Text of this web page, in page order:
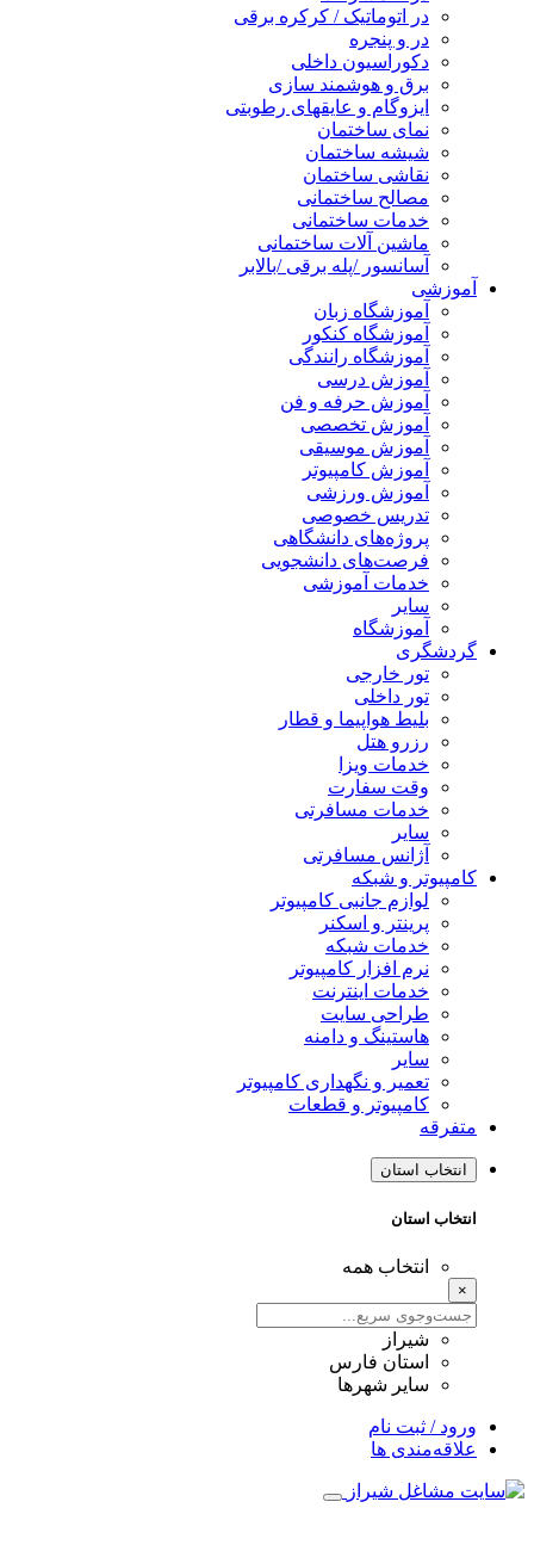
در اتوماتیک / کرکره برقی
در و پنجره
دکوراسیون داخلی
برق و هوشمند سازی
ایزوگام و عایقهای رطوبتی
نمای ساختمان
شیشه ساختمان
نقاشی ساختمان
مصالح ساختمانی
خدمات ساختمانی
ماشین آلات ساختمانی
آسانسور /پله برقی /بالابر
آموزشی
آموزشگاه زبان
آموزشگاه کنکور
آموزشگاه رانندگی
آموزش درسی
آموزش حرفه و فن
آموزش تخصصی
آموزش موسیقی
آموزش کامپیوتر
آموزش ورزشی
تدریس خصوصی
پروژه‌های دانشگاهی
فرصت‌های دانشجویی
خدمات آموزشی
سایر
آموزشگاه
گردشگری
تور خارجی
تور داخلی
بلیط هواپیما و قطار
رزرو هتل
خدمات ویزا
وقت سفارت
خدمات مسافرتی
سایر
آژانس مسافرتی
کامپیوتر و شبکه
لوازم جانبی کامپیوتر
پرینتر و اسکنر
خدمات شبکه
نرم افزار کامپیوتر
خدمات اینترنت
طراحی سایت
هاستینگ و دامنه
سایر
تعمیر و نگهداری کامپیوتر
کامپیوتر و قطعات
متفرقه
انتخاب استان
انتخاب استان
انتخاب همه
×
شیراز
استان فارس
سایر شهرها
ورود / ثبت نام
علاقه‌مندی ها